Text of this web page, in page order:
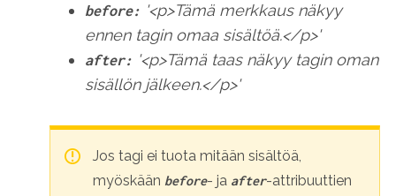
before: '<p>Tämä merkkaus näkyy
ennen tagin omaa sisältöä.</p>'
after: '<p>Tämä taas näkyy tagin oman
sisällön jälkeen.</p>'
Jos tagi ei tuota mitään sisältöä,
myöskään before- ja after-attribuuttien